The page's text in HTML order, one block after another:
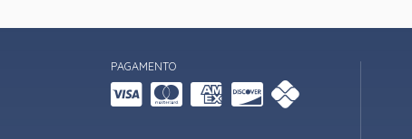
PAGAMENTO